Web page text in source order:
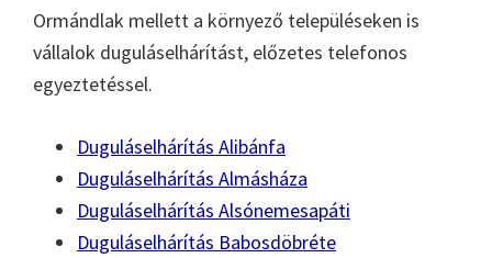
Ormándlak mellett a környező településeken is
vállalok duguláselhárítást, előzetes telefonos
egyeztetéssel.
Duguláselhárítás Alibánfa
Duguláselhárítás Almásháza
Duguláselhárítás Alsónemesapáti
Duguláselhárítás Babosdöbréte